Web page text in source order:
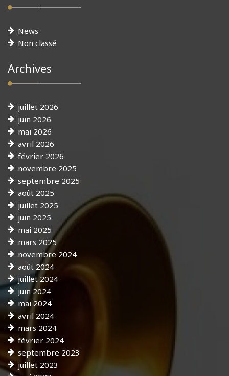
News
Non classé
Archives
juillet 2026
juin 2026
mai 2026
avril 2026
février 2026
novembre 2025
septembre 2025
août 2025
juillet 2025
juin 2025
mai 2025
mars 2025
novembre 2024
août 2024
juillet 2024
juin 2024
mai 2024
avril 2024
mars 2024
février 2024
septembre 2023
juillet 2023